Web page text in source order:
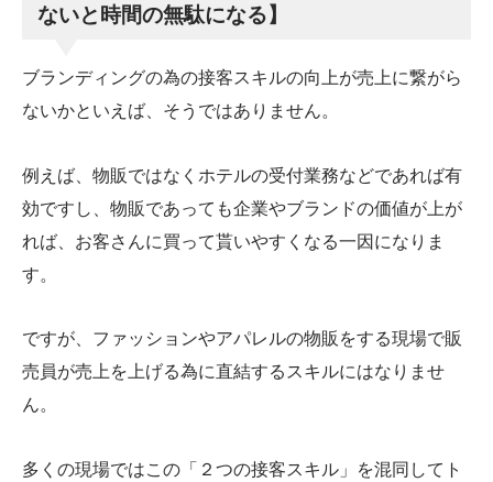
ないと時間の無駄になる】
ブランディングの為の接客スキルの向上が売上に繋がら
ないかといえば、そうではありません。
例えば、物販ではなくホテルの受付業務などであれば有
効ですし、物販であっても企業やブランドの価値が上が
れば、お客さんに買って貰いやすくなる一因になりま
す。
ですが、ファッションやアパレルの物販をする現場で販
売員が売上を上げる為に直結するスキルにはなりませ
ん。
多くの現場ではこの「２つの接客スキル」を混同してト